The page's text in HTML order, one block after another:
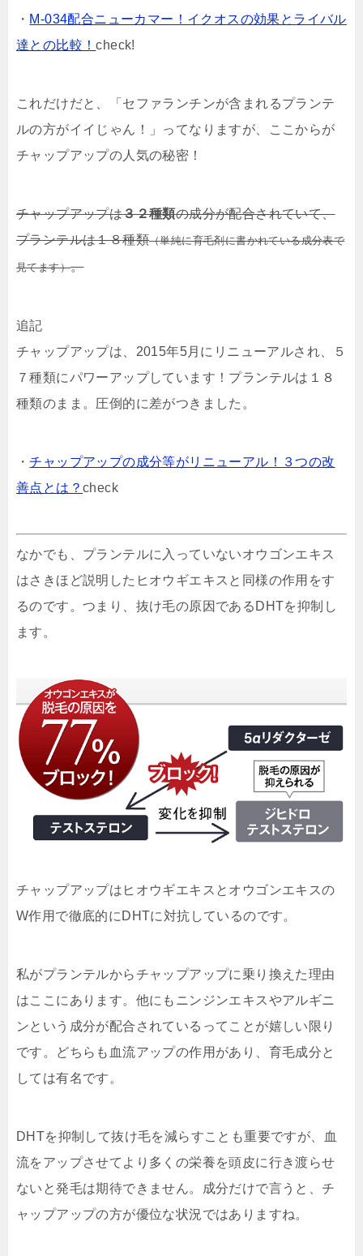
・ M-034配合ニューカマー！イクオスの効果とライバル
達との比較！check!
これだけだと、「セファランチンが含まれるプランテ
ルの方がイイじゃん！」ってなりますが、ここからが
チャップアップの人気の秘密！
チャップアップは３２種類の成分が配合されていて、
プランテルは１８種類（単純に育毛剤に書かれている成分表で
見てます）。
追記
チャップアップは、2015年5月にリニューアルされ、
５
７種類にパワーアップしています！プランテルは１８
種類のまま。圧倒的に差がつきました。
・チャップアップの成分等がリニューアル！３つの改
善点とは？ check
なかでも、プランテルに入っていないオウゴンエキス
はさきほど説明したヒオウギエキスと同様の作用をす
るのです。つまり、抜け毛の原因であるDHTを抑制し
ます。
チャップアップはヒオウギエキスとオウゴンエキスの
W作用で徹底的にDHTに対抗しているのです。
私がプランテルからチャップアップに乗り換えた理由
はここにあります。他にも ニンジンエキス やアルギニ
ンという成分が配合されているってことが嬉しい限り
です。どちらも血流アップの作用があり、育毛成分と
しては有名です。
DHTを抑制して抜け毛を減らすことも重要ですが、血
流をアップさせてより多くの栄養を頭皮に行き渡らせ
ないと発毛は期待できません。成分だけで言うと、チ
ャップアップの方が優位な状況ではありますね。